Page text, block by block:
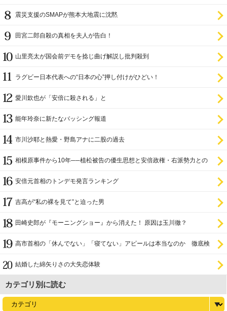
震災支援のSMAPが熊本大地震に沈黙
田宮二郎自殺の真相を夫人が告白！
山里亮太が国会前デモを捻じ曲げ解説し批判殺到
ラグビー日本代表への“日本の心”押し付けがひどい！
愛川欽也が「安倍に殺される」と
能年玲奈に新たなバッシング報道
市川沙耶と熱愛・野島アナに二股の過去
相模原事件から10年──植松被告の優生思想と安倍政権・右派勢力との
安倍元首相のトンデモ発言ランキング
吉高が“私の裸を見て”と迫った男
田崎史郎が『モーニングショー』から消えた！ 原因は玉川徹？
高市首相の「休んでない」「寝てない」アピールは本当なのか 徹底検
結婚した綿矢りさの大失恋体験
カテゴリ別に読む